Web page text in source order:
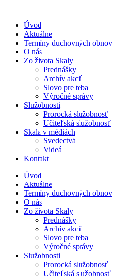
Úvod
Aktuálne
Termíny duchovných obnov
O nás
Zo života Skaly
Prednášky
Archív akcií
Slovo pre teba
Výročné správy
Služobnosti
Prorocká služobnosť
Učiteľská služobnosť
Skala v médiách
Svedectvá
Videá
Kontakt
Úvod
Aktuálne
Termíny duchovných obnov
O nás
Zo života Skaly
Prednášky
Archív akcií
Slovo pre teba
Výročné správy
Služobnosti
Prorocká služobnosť
Učiteľská služobnosť